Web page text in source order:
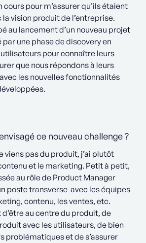
cours pour m’assurer qu’ils étaient
la vision produit de l’entreprise.
au lancement d’un nouveau projet
par une phase de discovery en
pour connaître leurs
que nous répondons à leurs
les nouvelles fonctionnalités
ce nouveau challenge ?
viens pas du produit, j’ai plutôt
et le marketing. Petit à petit,
au rôle de Product Manager
poste transverse avec les équipes
contenu, les ventes, etc.
d’être au centre du produit, de
avec les utilisateurs, de bien
problématiques et de s’assurer